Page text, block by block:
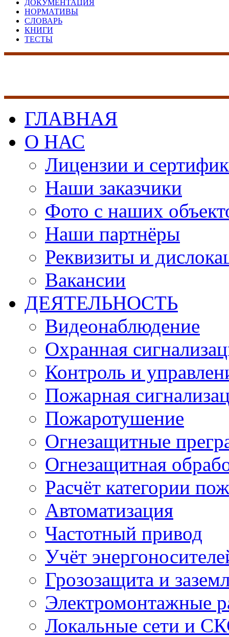
ДОКУМЕНТАЦИЯ
НОРМАТИВЫ
СЛОВАРЬ
КНИГИ
ТЕСТЫ
ГЛАВНАЯ
О НАС
Лицензии и
Наши заказчики
Фото с наших
Наши партнёры
Реквизиты и
Вакансии
ДЕЯТЕЛЬНОСТЬ
Видеонаблюдение
Охранная
Контроль и
Пожарная
Пожаротушение
Огнезащитные
Огнезащитная
Расчёт категории
Автоматизация
Частотный привод
Учёт
Грозозащита и
Электромонтажные
Локальные сети и